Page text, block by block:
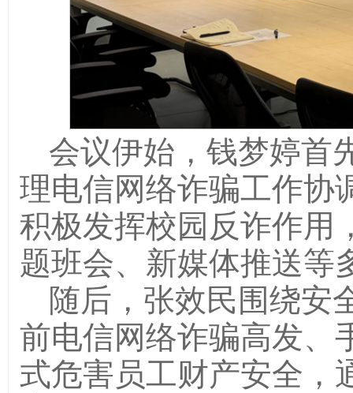
会议伊始，钱梦婷首
理电信网络诈骗工作协
积极发挥校园反诈作用
题班会、新媒体推送等
随后，张效民围绕安
前电信网络诈骗高发、
式危害员工财产安全，